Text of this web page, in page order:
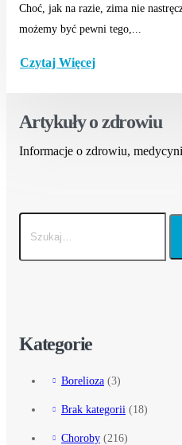
Choć, jak na razie, zima nie
możemy być pewni tego,...
Czytaj Więcej
Artykuły o zdrowiu
Informacje o zdrowiu,
Kategorie
Borelioza (3)
Brak kategorii (18)
Choroby (216)